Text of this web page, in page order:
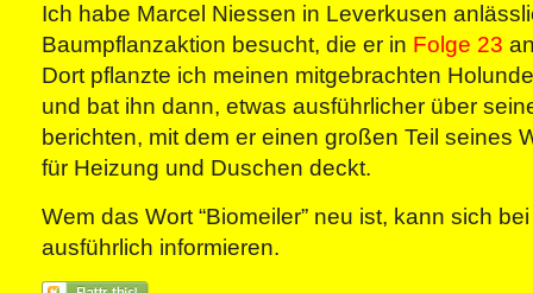
Ich habe Marcel Niessen in Leverkusen
Baumpflanzaktion besucht, die er in Folge 23
Dort pflanzte ich meinen mitgebrachten
und bat ihn dann, etwas ausführlicher über
berichten, mit dem er einen großen Teil seines
für Heizung und Duschen deckt.
Wem das Wort “Biomeiler” neu ist, kann sich
ausführlich informieren.